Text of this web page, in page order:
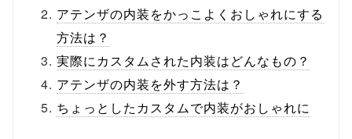
アテンザの内装をかっこよくおしゃれにする
方法は？
実際にカスタムされた内装はどんなもの？
アテンザの内装を外す方法は？
ちょっとしたカスタムで内装がおしゃれに